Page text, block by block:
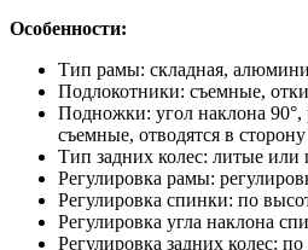
Особенности:
Тип рамы: складная,
Подлокотники: съемные,
Подножки: угол наклона 90°,
съемные, отводятся в сторону
Тип задних колес: литые или
Регулировка рамы:
Регулировка спинки: по
Регулировка угла наклона
Регулировка задних колес: